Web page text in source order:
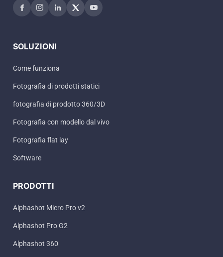
SOLUZIONI
Come funziona
Fotografia di prodotti statici
fotografia di prodotto 360/3D
Fotografia con modello dal vivo
Fotografia flat lay
Software
PRODOTTI
Alphashot Micro Pro v2
Alphashot Pro G2
Alphashot 360